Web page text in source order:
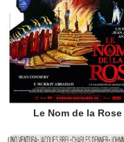
Le Nom de la Rose